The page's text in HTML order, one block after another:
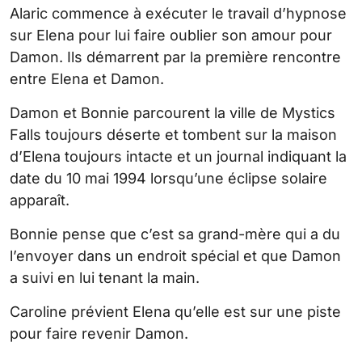
Alaric commence à exécuter le travail d’hypnose
sur Elena pour lui faire oublier son amour pour
Damon. Ils démarrent par la première rencontre
entre Elena et Damon.
Damon et Bonnie parcourent la ville de Mystics
Falls toujours déserte et tombent sur la maison
d’Elena toujours intacte et un journal indiquant la
date du 10 mai 1994 lorsqu’une éclipse solaire
apparaît.
Bonnie pense que c’est sa grand-mère qui a du
l’envoyer dans un endroit spécial et que Damon
a suivi en lui tenant la main.
Caroline prévient Elena qu’elle est sur une piste
pour faire revenir Damon.